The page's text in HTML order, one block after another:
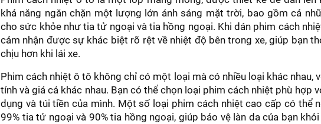
khả năng ngăn chặn một lượng lớn ánh sáng mặt trời, bao gồm cả
cho sức khỏe như tia tử ngoại và tia hồng ngoại. Khi dán phim cách
cảm nhận được sự khác biệt rõ rệt về nhiệt độ bên trong xe, giúp bạn
chịu hơn khi lái xe.
Phim cách nhiệt ô tô không chỉ có một loại mà có nhiều loại khác nhau,
tính và giá cả khác nhau. Bạn có thể chọn loại phim cách nhiệt phù hợp
dụng và túi tiền của mình. Một số loại phim cách nhiệt cao cấp có thể
99% tia tử ngoại và 90% tia hồng ngoại, giúp bảo vệ làn da của bạn